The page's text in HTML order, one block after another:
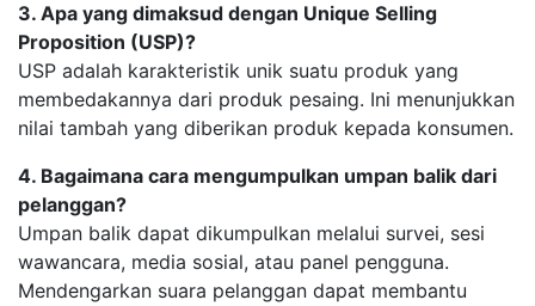
3. Apa yang dimaksud dengan Unique Selling
Proposition (USP)?
USP adalah karakteristik unik suatu produk yang
membedakannya dari produk pesaing. Ini menunjukkan
nilai tambah yang diberikan produk kepada konsumen.
4. Bagaimana cara mengumpulkan umpan balik dari
pelanggan?
Umpan balik dapat dikumpulkan melalui survei, sesi
wawancara, media sosial, atau panel pengguna.
Mendengarkan suara pelanggan dapat membantu